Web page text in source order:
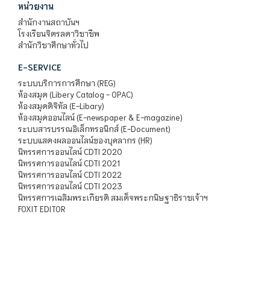
หน่วยงาน
สำนักงานสถาบันฯ
โรงเรียนจิตรลดาวิชาชีพ
สำนักวิชาศึกษาทั่วไป
E-SERVICE
ระบบบริการการศึกษา (REG)
ห้องสมุด (Libery Catalog - OPAC)
ห้องสมุดดิจิทัล (E-Libary)
ห้องสมุดออนไลน์ (E-newspaper & E-magazine)
ระบบสารบรรณอิเล็กทรอนิกส์ (E-Document)
ระบบแสดงผลออนไลน์ของบุคลากร (HR)
นิทรรศการออนไลน์ CDTI 2020
นิทรรศการออนไลน์ CDTI 2021
นิทรรศการออนไลน์ CDTI 2022
นิทรรศการออนไลน์ CDTI 2023
นิทรรศการเฉลิมพระเกียรติ สมเด็จพระกนิษฐาธิราชเจ้าฯ
FOXIT EDITOR